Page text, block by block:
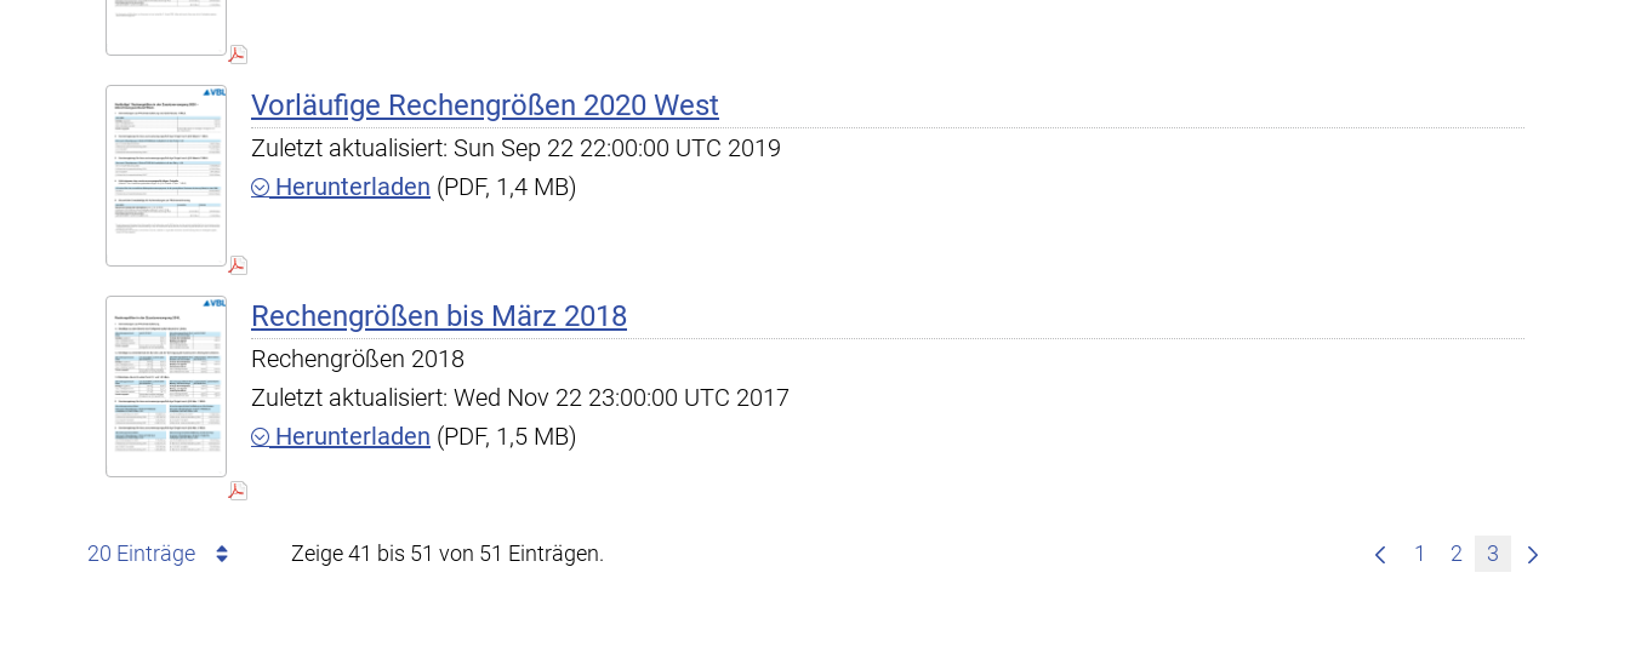
Vorläufige Rechengrößen 2020 West
Zuletzt aktualisiert: Sun Sep 22 22:00:00 UTC 2019
Herunterladen (PDF, 1,4 MB)
Rechengrößen bis März 2018
Rechengrößen 2018
Zuletzt aktualisiert: Wed Nov 22 23:00:00 UTC 2017
Herunterladen (PDF, 1,5 MB)
20 Einträge Zeige 41 bis 51 von 51 Einträgen. 1 2 3